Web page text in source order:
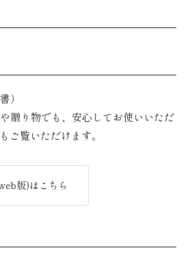
）
贈り物でも、安心してお使いいただ
ご覧いただけます。
版)はこちら